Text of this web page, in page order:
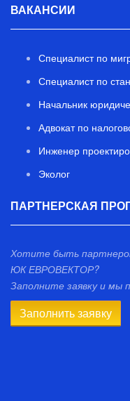
ВАКАНСИИ
Специалист по
Специалист по
Начальник
Адвокат по
Инженер
Эколог
ПАРТНЕРСКАЯ
Хотите быть
ЮК ЕВРОВЕКТОР?
Заполните заявку и мы
Заполнить заявку